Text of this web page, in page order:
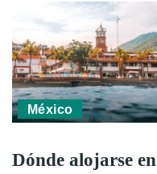
México
Dónde alojarse en